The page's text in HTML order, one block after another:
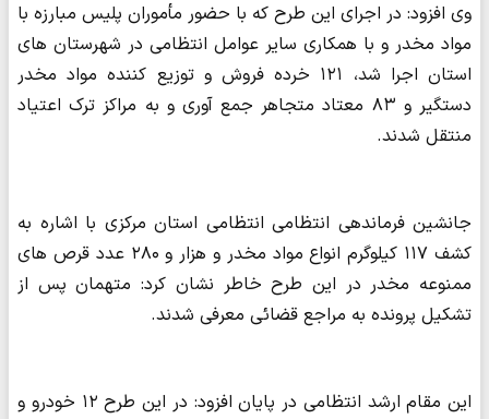
وی افزود: در اجرای این طرح که با حضور مأموران پلیس مبارزه با
مواد مخدر‌ و با همکاری سایر عوامل انتظامی در شهرستان های
استان اجرا شد، ۱۲۱ خرده فروش و توزیع کننده مواد مخدر
دستگیر و ۸۳ معتاد متجاهر جمع آوری و به مراکز ترک اعتیاد
منتقل شدند.
جانشین فرماندهی انتظامی انتظامی استان مرکزی با اشاره به
کشف ۱۱۷ کیلوگرم انواع مواد مخدر و هزار و ۲۸۰ عدد قرص های
ممنوعه مخدر در این طرح خاطر نشان کرد: متهمان پس از
تشکیل پرونده به مراجع قضائی معرفی شدند.
این مقام ارشد انتظامی در پایان افزود: در این طرح ۱۲ خودرو و